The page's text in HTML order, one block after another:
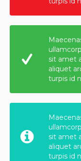
sit amet
aliquet
turpis id
sit amet
aliquet
turpis id